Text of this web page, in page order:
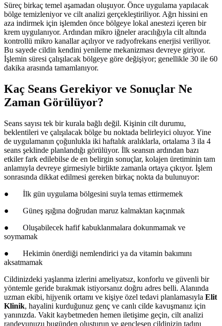
Süreç birkaç temel aşamadan oluşuyor. Önce uygulama yapılacak
bölge temizleniyor ve cilt analizi gerçekleştiriliyor. Ağrı hissini en
aza indirmek için işlemden önce bölgeye lokal anestezi içeren bir
krem uygulanıyor. Ardından mikro iğneler aracılığıyla cilt altında
kontrollü mikro kanallar açılıyor ve radyofrekans enerjisi veriliyor.
Bu sayede cildin kendini yenileme mekanizması devreye giriyor.
İşlemin süresi çalışılacak bölgeye göre değişiyor; genellikle 30 ile 60
dakika arasında tamamlanıyor.
Kaç Seans Gerekiyor ve Sonuçlar Ne
Zaman Görülüyor?
Seans sayısı tek bir kurala bağlı değil. Kişinin cilt durumu,
beklentileri ve çalışılacak bölge bu noktada belirleyici oluyor. Yine
de uygulamanın çoğunlukla iki haftalık aralıklarla, ortalama 3 ila 4
seans şeklinde planlandığı görülüyor. İlk seansın ardından bazı
etkiler fark edilebilse de en belirgin sonuçlar, kolajen üretiminin tam
anlamıyla devreye girmesiyle birlikte zamanla ortaya çıkıyor. İşlem
sonrasında dikkat edilmesi gereken birkaç nokta da bulunuyor:
● İlk gün uygulama bölgesini suyla temas ettirmemek
● Güneş ışığına doğrudan maruz kalmaktan kaçınmak
● Oluşabilecek hafif kabuklanmalara dokunmamak ve
soymamak
● Hekimin önerdiği nemlendirici ya da vitamin bakımını
aksatmamak
Cildinizdeki yaşlanma izlerini ameliyatsız, konforlu ve güvenli bir
yöntemle geride bırakmak istiyorsanız doğru adres belli. Alanında
uzman ekibi, hijyenik ortamı ve kişiye özel tedavi planlamasıyla Elit
Klinik, hayalini kurduğunuz genç ve canlı cilde kavuşmanız için
yanınızda. Vakit kaybetmeden hemen iletişime geçin, cilt analizi
randevunuzu bugünden oluşturun ve gençleşen cildinizin tadını